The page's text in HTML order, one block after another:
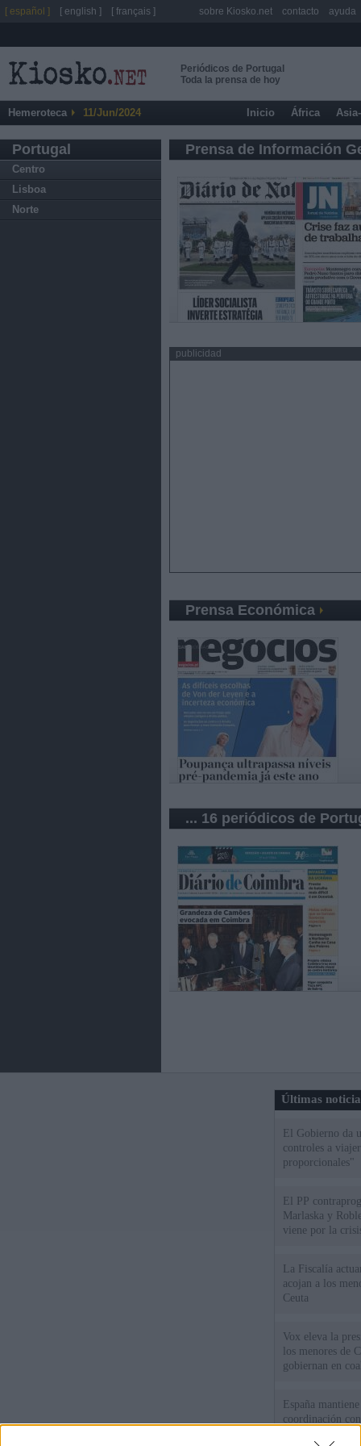
Periódicos de Portugal
Toda la prensa de hoy
Hemeroteca 11/Jun/2024 Inicio África
Portugal
Centro
Lisboa
Norte
Prensa de Información
publicidad
Prensa Económica
... 16 periódicos de
Últimas
El Gobierno da
controles a
proporcionales"
El PP
Marlaska y
viene por la
La Fiscalía
acojan a los
Ceuta
Vox eleva la
los menores de
gobiernan en
España
coordinación
[ español ] [ english ] [ français ] sobre Kiosko.net contacto ayuda